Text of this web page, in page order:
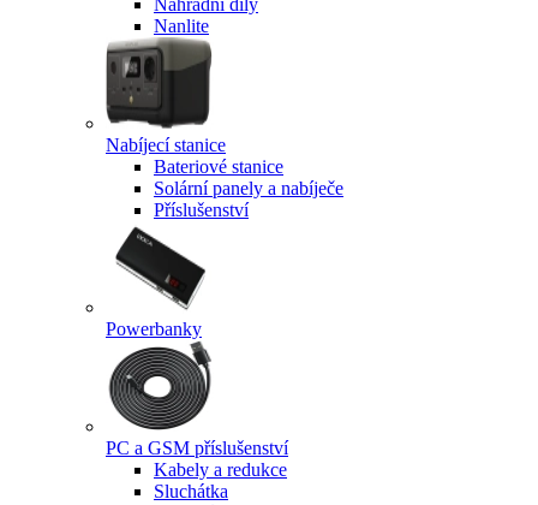
Náhradní díly
Nanlite
Nabíjecí stanice
Bateriové stanice
Solární panely a nabíječe
Příslušenství
Powerbanky
PC a GSM příslušenství
Kabely a redukce
Sluchátka